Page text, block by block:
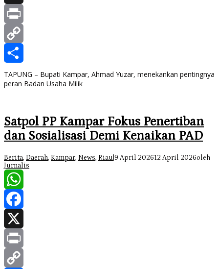
X
Print
Copy
Link
Share
TAPUNG – Bupati Kampar, Ahmad Yuzar, menekankan pentingnya
peran Badan Usaha Milik
Satpol PP Kampar Fokus Penertiban
dan Sosialisasi Demi Kenaikan PAD
Berita, Daerah, Kampar, News, Riau 9 April 202612 April 2026oleh
Jurnalis
WhatsApp
Facebook
X
Print